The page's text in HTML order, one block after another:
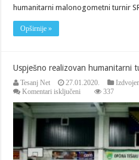
humanitarni malonogometni turnir
Opširnije »
Uspješno realizovan humanitarni
Tesanj Net 27.01.2020.
Komentari isključeni
realizovan
humanitarni
turnir
“Srcem
Rusmira”.
337